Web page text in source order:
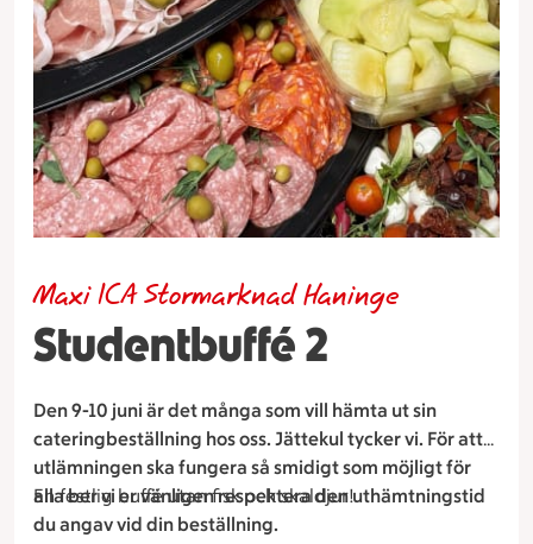
Studentbuffé 2
Maxi ICA Stormarknad Haninge
Den 9-10 juni är det många som vill hämta ut sin
cateringbeställning hos oss. Jättekul tycker vi. För att
utlämningen ska fungera så smidigt som möjligt för
alla ber vi er vänligen respektera den uthämtningstid
du angav vid din beställning.
En festlig buffé utan fisk och skaldjur!